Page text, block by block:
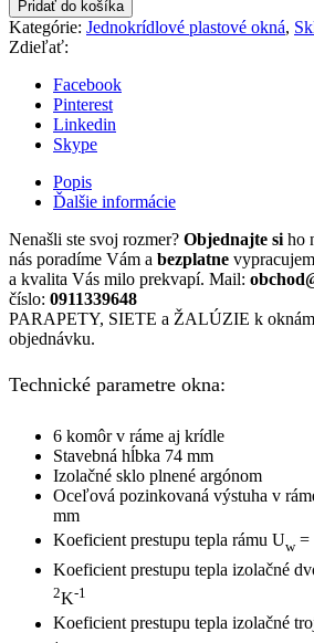
zlatý
dub/biela
farba
nepriehľadné
sklo
sklopné
okno
Pridať do košíka
Kategórie: Jednokrídlové plastové okná,
Zdieľať:
Facebook
Pinterest
Linkedin
Skype
Popis
Ďalšie informácie
Nenašli ste svoj rozmer? Objednajte si ho
nás poradíme Vám a bezplatne
a kvalita Vás milo prekvapí. Mail:
číslo: 0911339648
PARAPETY, SIETE a ŽALÚZIE k oknám
objednávku.
Technické parametre okna:
6 komôr v ráme aj krídle
Stavebná hĺbka 74 mm
Izolačné sklo plnené argónom
Oceľová pozinkovaná výstuha v
mm
Koeficient prestupu tepla rámu Uw =
Koeficient prestupu tepla izolačné
2K-1
Koeficient prestupu tepla izolačné